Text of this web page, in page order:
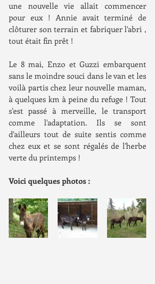
une nouvelle vie allait commencer
pour eux ! Annie avait terminé de
clôturer son terrain et fabriquer l'abri ,
tout était fin prêt !
Le 8 mai, Enzo et Guzzi embarquent
sans le moindre souci dans le van et les
voilà partis chez leur nouvelle maman,
à quelques km à peine du refuge ! Tout
s'est passé à merveille, le transport
comme l'adaptation. Ils se sont
d'ailleurs tout de suite sentis comme
chez eux et se sont régalés de l'herbe
verte du printemps !
Voici quelques photos :